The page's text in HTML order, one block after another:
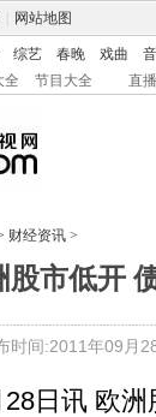
网站地图
综艺 春晚 戏曲
全 节目大全 直
财经资讯 >
股市低开
时间:2011年09月
讯 欧洲